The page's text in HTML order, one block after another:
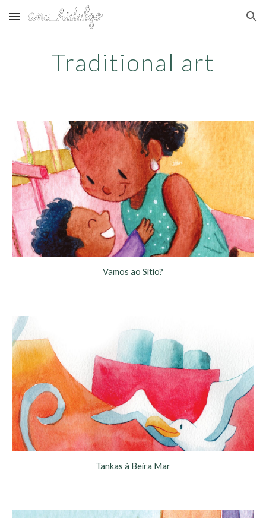
Skip to main content Skip to navigation
Traditional art
Vamos ao Sítio?
Tankas à Beira Mar